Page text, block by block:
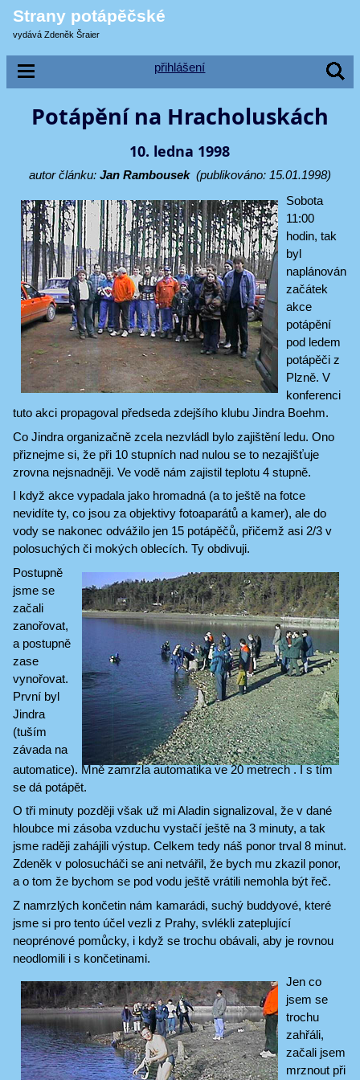
Strany potápěčské
vydává Zdeněk Šraier
přihlášení
Potápění na Hracholuskách
10. ledna 1998
autor článku: Jan Rambousek(publikováno: 15.01.1998)
Sobota
11:00
hodin, tak
byl
naplánován
začátek
akce
potápění
pod ledem
potápěči z
Plzně. V
konferenci
tuto akci propagoval předseda zdejšího klubu Jindra Boehm.
Co Jindra organizačně zcela nezvládl bylo zajištění ledu. Ono
přiznejme si, že při 10 stupních nad nulou se to nezajišťuje
zrovna nejsnadněji. Ve vodě nám zajistil teplotu 4 stupně.
I když akce vypadala jako hromadná (a to ještě na fotce
nevidíte ty, co jsou za objektivy fotoaparátů a kamer), ale do
vody se nakonec odvážilo jen 15 potápěčů, přičemž asi 2/3 v
polosuchých či mokých oblecích. Ty obdivuji.
Postupně
jsme se
začali
zanořovat,
a postupně
zase
vynořovat.
První byl
Jindra
(tuším
závada na
automatice). Mně zamrzla automatika ve 20 metrech . I s tím
se dá potápět.
O tři minuty později však už mi Aladin signalizoval, že v dané
hloubce mi zásoba vzduchu vystačí ještě na 3 minuty, a tak
jsme raději zahájili výstup. Celkem tedy náš ponor trval 8 minut.
Zdeněk v polosucháči se ani netvářil, že bych mu zkazil ponor,
a o tom že bychom se pod vodu ještě vrátili nemohla být řeč.
Z namrzlých končetin nám kamarádi, suchý buddyové, které
jsme si pro tento účel vezli z Prahy, svlékli zateplující
neoprénové pomůcky, i když se trochu obávali, aby je rovnou
neodlomili i s končetinami.
Jen co
jsem se
trochu
zahřáli,
začali jsem
mrznout při